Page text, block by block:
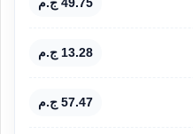
13.28 ج.م
57.47 ج.م